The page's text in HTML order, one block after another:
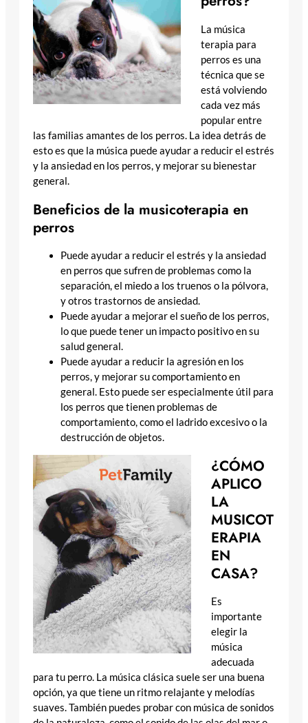
La música
terapia para
perros es una
técnica que se
está volviendo
cada vez más
popular entre
las familias amantes de los perros. La idea detrás de
esto es que la música puede ayudar a reducir el estrés
y la ansiedad en los perros, y mejorar su bienestar
general.
Beneficios de la musicoterapia en
perros
Puede ayudar a reducir el estrés y la ansiedad
en perros que sufren de problemas como la
separación, el miedo a los truenos o la pólvora,
y otros trastornos de ansiedad.
Puede ayudar a mejorar el sueño de los perros,
lo que puede tener un impacto positivo en su
salud general.
Puede ayudar a reducir la agresión en los
perros, y mejorar su comportamiento en
general. Esto puede ser especialmente útil para
los perros que tienen problemas de
comportamiento, como el ladrido excesivo o la
destrucción de objetos.
¿CÓMO
APLICO
LA
MUSICOT
ERAPIA
EN
CASA?
Es
importante
elegir la
música
adecuada
para tu perro. La música clásica suele ser una buena
opción, ya que tiene un ritmo relajante y melodías
suaves. También puedes probar con música de sonidos